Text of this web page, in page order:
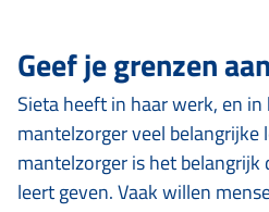
Geef je grenzen aan
Sieta heeft in haar werk, en
mantelzorger veel belangrijke
mantelzorger is het belangrijk
leert geven. Vaak willen